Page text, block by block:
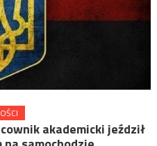
akademicki jeździł